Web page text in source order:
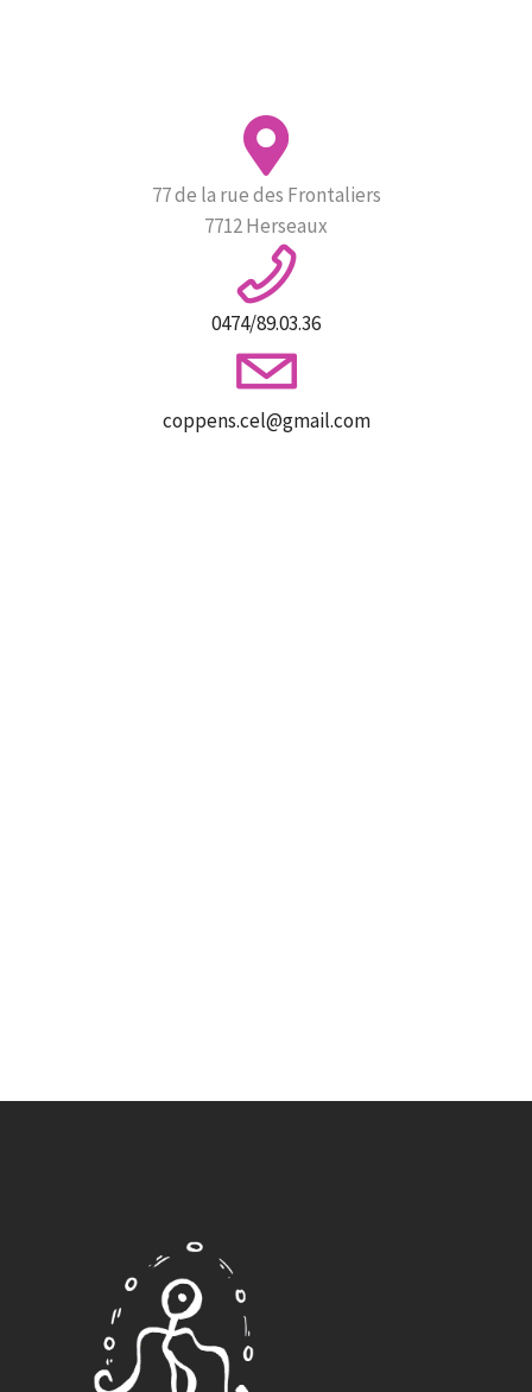
77 de la rue des Frontaliers
7712 Herseaux
0474/89.03.36
coppens.cel@gmail.com